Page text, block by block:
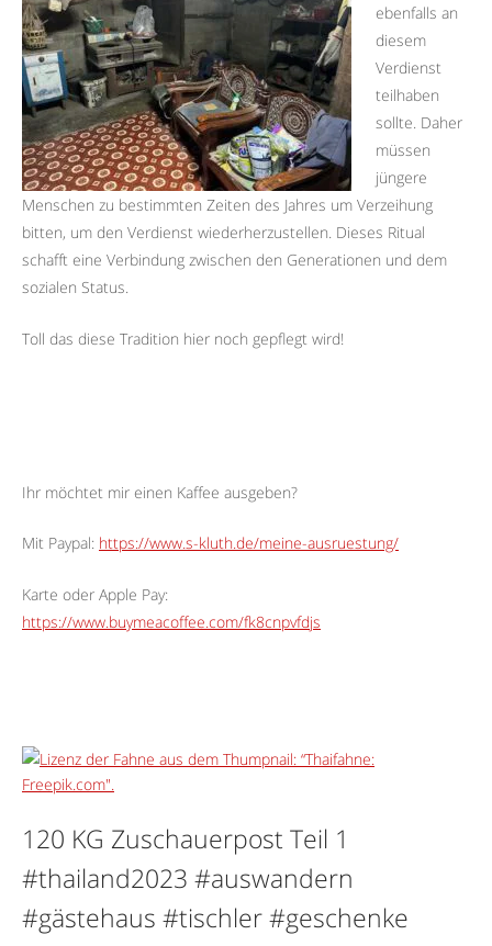
ebenfalls an
diesem
Verdienst
teilhaben
sollte. Daher
müssen
jüngere
Menschen zu bestimmten Zeiten des Jahres um Verzeihung
bitten, um den Verdienst wiederherzustellen. Dieses Ritual
schafft eine Verbindung zwischen den Generationen und dem
sozialen Status.
Toll das diese Tradition hier noch gepflegt wird!
Ihr möchtet mir einen Kaffee ausgeben?
Mit Paypal: https://www.s-kluth.de/meine-ausruestung/
Karte oder Apple Pay:
https://www.buymeacoffee.com/fk8cnpvfdjs
120 KG Zuschauerpost Teil 1
#thailand2023 #auswandern
#gästehaus #tischler #geschenke